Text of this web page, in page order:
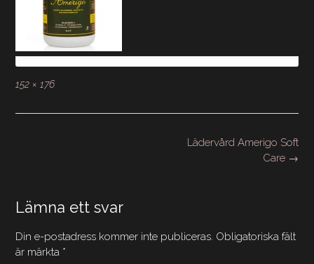
Full
152 × 176
Lädervård Amerigo Soft
Care →
Lämna ett svar
Din e-postadress kommer inte publiceras. Obligatoriska fält
är märkta *